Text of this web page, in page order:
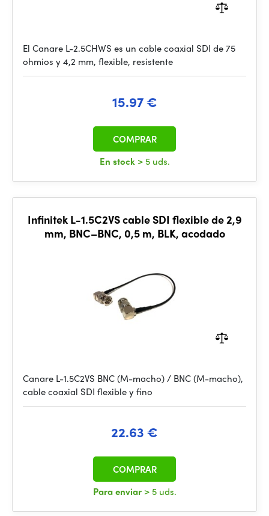
El Canare L-2.5CHWS es un cable coaxial SDI de 75
ohmios y 4,2 mm, flexible, resistente
15.97 €
En stock > 5 uds.
COMPRAR
Infinitek L-1.5C2VS cable SDI flexible de 2,9
mm, BNC–BNC, 0,5 m, BLK, acodado
Canare L-1.5C2VS BNC (M-macho) / BNC (M-macho),
cable coaxial SDI flexible y fino
22.63 €
Para enviar > 5 uds.
COMPRAR